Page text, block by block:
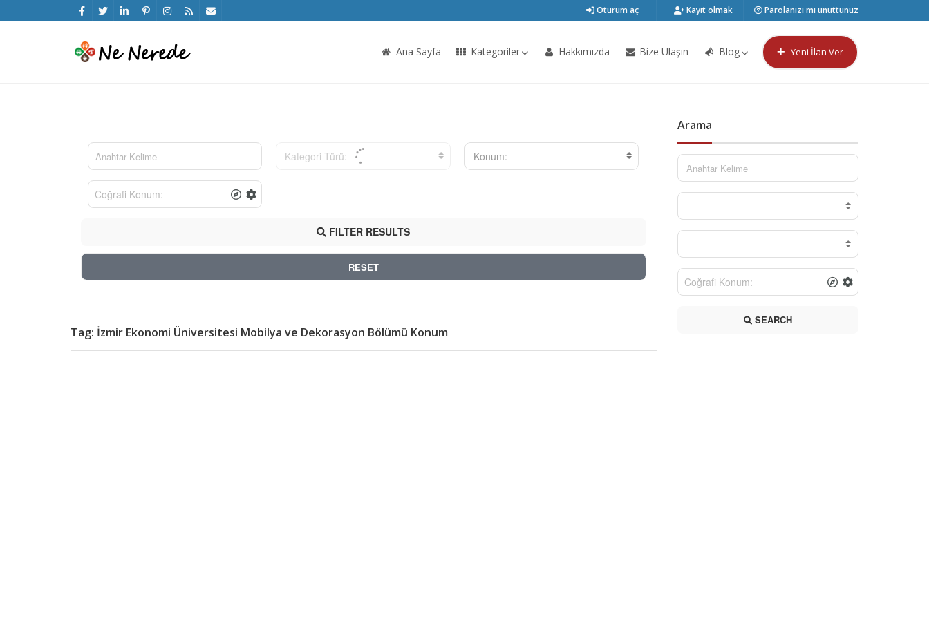
Oturum aç Kayıt olmak Parolanızı mı unuttunuz
Ana Sayfa Kategoriler Hakkımızda Bize Ulaşın Blog Yeni İlan Ver
Kategori Türü: Konum:
FILTER RESULTS
RESET
Tag: İzmir Ekonomi Üniversitesi Mobilya ve Dekorasyon Bölümü Konum
Arama
SEARCH